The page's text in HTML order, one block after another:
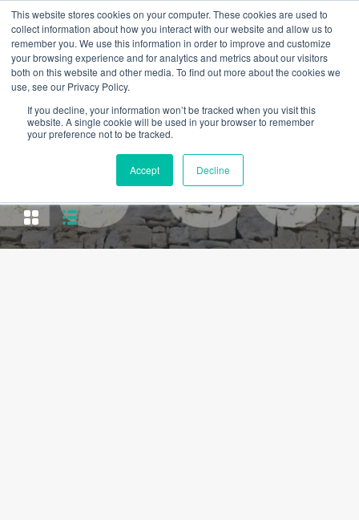
This website stores cookies on your computer. These cookies are used to
collect information about how you interact with our website and allow us to
remember you. We use this information in order to improve and customize
your browsing experience and for analytics and metrics about our visitors
both on this website and other media. To find out more about the cookies we
use, see our Privacy Policy.
If you decline, your information won’t be tracked when you visit this
website. A single cookie will be used in your browser to remember
your preference not to be tracked.
Accept Decline
Appartement